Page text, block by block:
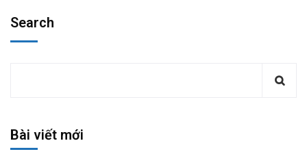
Search
Bài viết mới